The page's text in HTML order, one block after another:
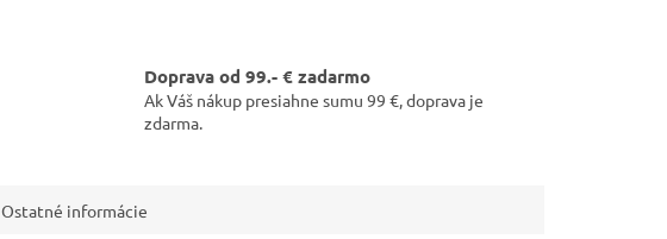
Doprava od 99.- € zadarmo
Ak Váš nákup presiahne sumu 99 €, doprava je
zdarma.
Ostatné informácie